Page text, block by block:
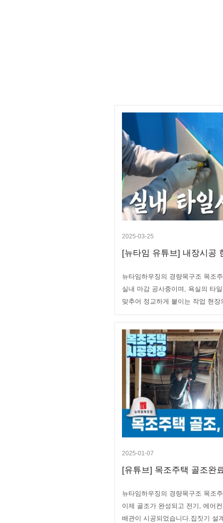
2025-03-25
[뉴타임 유튜브] 내장시공
뉴타임하우징의 경량목구조 목조
실내 마감 공사중이며, 욕실의 타
맞추어 정교하게 붙이는 작업 현
2025-01-07
[유튜브] 목조주택 골조완
뉴타임하우징의 경량목구조 목조
이제 골조가 완성되고 전기, 에어
배관이 시공되었습니다.집짓기 설